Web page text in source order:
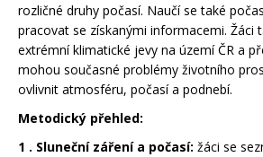
rozličné druhy počasí. Naučí se také
pracovat se získanými informacemi. Žáci
extrémní klimatické jevy na území ČR a
mohou současné problémy životního
ovlivnit atmosféru, počasí a podnebí.
Metodický přehled:
1 . Sluneční záření a počasí: žáci se